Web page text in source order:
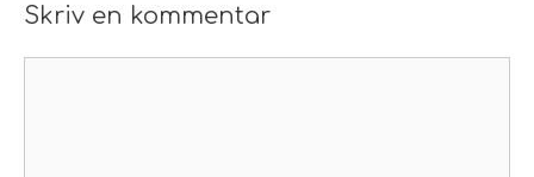
Skriv en kommentar